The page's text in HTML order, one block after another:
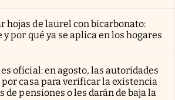
hojas de laurel con bicarbonato:
y por qué ya se aplica en los hogares
es oficial: en agosto, las autoridades
casa para verificar la existencia
de pensiones o les darán de baja la